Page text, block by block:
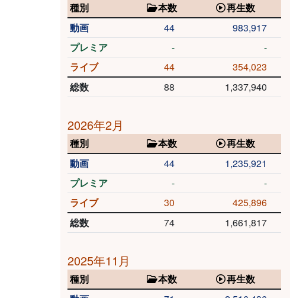
種別 本数
再生数
動画
44
983,917
プレミア
-
-
ライブ
44
354,023
総数
88 1,337,940
2026年2月
種別 本数
再生数
動画
44
1,235,921
プレミア
-
-
ライブ
30
425,896
総数
74 1,661,817
2025年11月
種別 本数
再生数